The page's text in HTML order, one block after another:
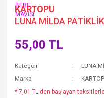
KARTOPU
LUNA MİLDA
55,00 TL
Kategori LUNA
Marka
* 7,01 TL den başlayan